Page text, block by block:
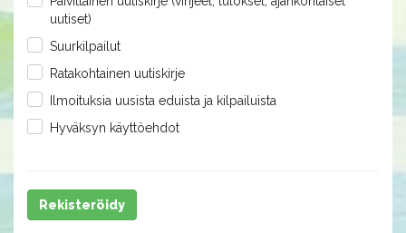
uutiset)
Suurkilpailut
Ratakohtainen uutiskirje
Ilmoituksia uusista eduista ja kilpailuista
Hyväksyn käyttöehdot
Rekisteröidy